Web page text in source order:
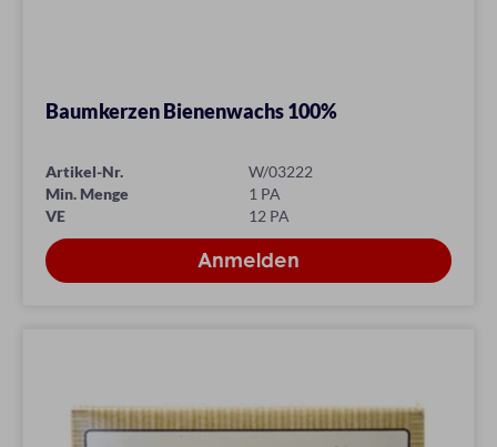
Baumkerzen Bienenwachs 100%
Artikel-Nr.
W/03222
Min. Menge
1 PA
VE
12 PA